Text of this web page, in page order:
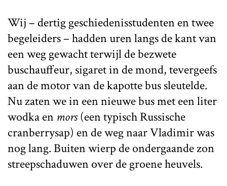
Wij – dertig geschiedenisstudenten en twee
begeleiders – hadden uren langs de kant van
een weg gewacht terwijl de bezwete
buschauffeur, sigaret in de mond, tevergeefs
aan de motor van de kapotte bus sleutelde.
Nu zaten we in een nieuwe bus met een liter
wodka en mors(een typisch Russische
cranberrysap) en de weg naar Vladimir was
nog lang. Buiten wierp de ondergaande zon
streepschaduwen over de groene heuvels.